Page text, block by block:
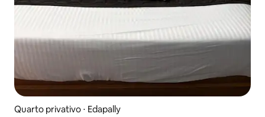
Quarto privativo ⋅ Edapally